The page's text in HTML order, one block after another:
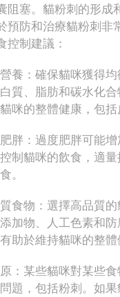
阻塞。貓粉刺的形成
預防和治療貓粉刺非
控制建議：
養：確保貓咪獲得
質、脂肪和碳水化
咪的整體健康，包括
胖：過度肥胖可能
制貓咪的飲食，適
。
食物：選擇高品質
加物、人工色素和
助於維持貓咪的整體
：某些貓咪對某些
題，包括粉刺。如